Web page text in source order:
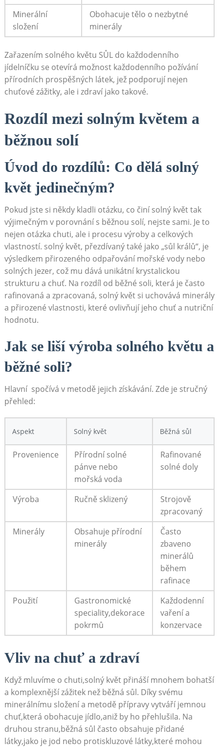
Minerální
složení
Obohacuje tělo ⁢o nezbytné
minerály
Zařazením solného květu SŮL do každodenního⁢
jídelníčku se otevírá možnost každodenního požívání
přírodních prospěšných látek, jež podporují nejen​
chuťové zážitky, ale i zdraví jako takové.
Rozdíl mezi solným květem a
‌běžnou solí
Úvod do rozdílů: ​Co dělá ⁣solný
květ⁢ jedinečným?
Pokud jste si někdy kladli otázku, co činí solný květ tak
výjimečným v porovnání s běžnou solí, ​nejste sami.‌ Je​ to
nejen otázka chuti, ⁢ale ⁢i procesu výroby a celkových
vlastností. solný květ, přezdívaný také jako „sůl králů“, je
výsledkem ⁤přirozeného odpařování mořské vody nebo
solných jezer, což‍ mu dává unikátní krystalickou
strukturu a ‌chuť. ⁢Na rozdíl od běžné soli, která je často
rafinovaná a zpracovaná, solný květ si uchovává ‍minerály
a přirozené vlastnosti, ⁢které ovlivňují jeho chuť a nutriční
hodnotu.
Jak​ se liší výroba solného⁢ květu ‌a
běžné soli?
Hlavní ⁣ spočívá ⁣v metodě jejich získávání. Zde je stručný
⁢přehled:
Aspekt Solný květ Běžná sůl
Provenience
Přírodní solné
pánve⁣ nebo
mořská voda
Rafinované
solné doly
Výroba Ručně sklizený
Strojově
zpracovaný
Minerály
Obsahuje přírodní
minerály
Často
zbaveno
minerálů
během
rafinace
Použití
Gastronomické
speciality,dekorace
pokrmů
Každodenní
vaření a
konzervace
Vliv na chuť a zdraví
Když mluvíme o chuti,solný květ přináší mnohem bohatší​
a komplexnější zážitek než ‍běžná sůl.‌ Díky svému
minerálnímu složení​ a metodě přípravy vytváří jemnou
chuť,která obohacuje jídlo,aniž by ho přehlušila. Na
druhou stranu,běžná sůl často obsahuje ‌přidané‌
látky,jako je jod nebo protiskluzové látky,které mohou